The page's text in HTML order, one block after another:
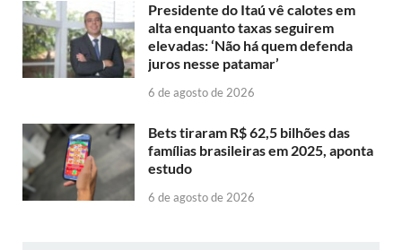
Presidente do Itaú vê calotes em
alta enquanto taxas seguirem
elevadas: ‘Não há quem defenda
juros nesse patamar’
6 de agosto de 2026
Bets tiraram R$ 62,5 bilhões das
famílias brasileiras em 2025, aponta
estudo
6 de agosto de 2026